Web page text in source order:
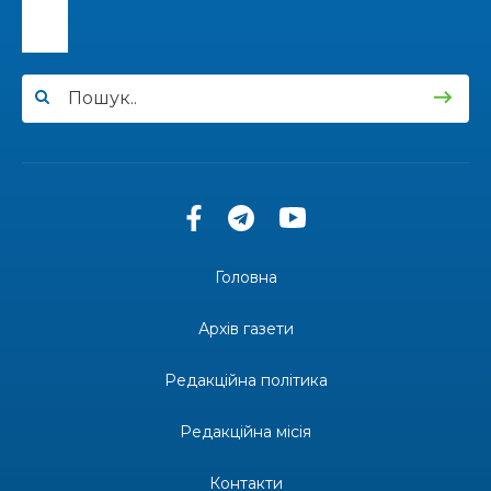
13:33
30 лип
«Дві музи» у Рівному: свято краси, мистецтва
Одна з найяскравіших постатей Бахмута –
Головна
Архів газети
Редакційна політика
Редакційна місія
Контакти